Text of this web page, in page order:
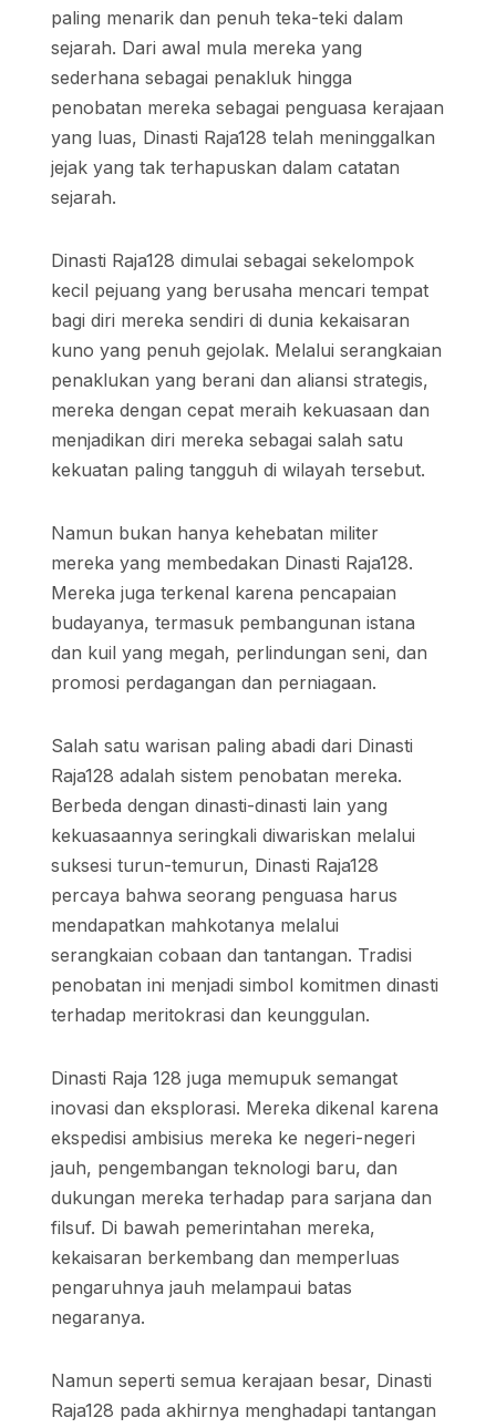
paling menarik dan penuh teka-teki dalam
sejarah. Dari awal mula mereka yang
sederhana sebagai penakluk hingga
penobatan mereka sebagai penguasa kerajaan
yang luas, Dinasti Raja128 telah meninggalkan
jejak yang tak terhapuskan dalam catatan
sejarah.
Dinasti Raja128 dimulai sebagai sekelompok
kecil pejuang yang berusaha mencari tempat
bagi diri mereka sendiri di dunia kekaisaran
kuno yang penuh gejolak. Melalui serangkaian
penaklukan yang berani dan aliansi strategis,
mereka dengan cepat meraih kekuasaan dan
menjadikan diri mereka sebagai salah satu
kekuatan paling tangguh di wilayah tersebut.
Namun bukan hanya kehebatan militer
mereka yang membedakan Dinasti Raja128.
Mereka juga terkenal karena pencapaian
budayanya, termasuk pembangunan istana
dan kuil yang megah, perlindungan seni, dan
promosi perdagangan dan perniagaan.
Salah satu warisan paling abadi dari Dinasti
Raja128 adalah sistem penobatan mereka.
Berbeda dengan dinasti-dinasti lain yang
kekuasaannya seringkali diwariskan melalui
suksesi turun-temurun, Dinasti Raja128
percaya bahwa seorang penguasa harus
mendapatkan mahkotanya melalui
serangkaian cobaan dan tantangan. Tradisi
penobatan ini menjadi simbol komitmen dinasti
terhadap meritokrasi dan keunggulan.
Dinasti Raja 128 juga memupuk semangat
inovasi dan eksplorasi. Mereka dikenal karena
ekspedisi ambisius mereka ke negeri-negeri
jauh, pengembangan teknologi baru, dan
dukungan mereka terhadap para sarjana dan
filsuf. Di bawah pemerintahan mereka,
kekaisaran berkembang dan memperluas
pengaruhnya jauh melampaui batas
negaranya.
Namun seperti semua kerajaan besar, Dinasti
Raja128 pada akhirnya menghadapi tantangan